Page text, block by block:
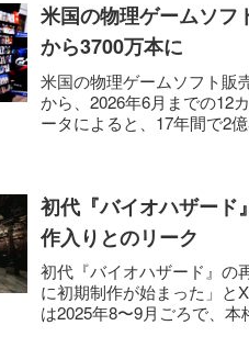
米国の物理ゲームソフ
から3700万本に
米国の物理ゲームソフト販
から、2026年6月までの12
ータによると、17年間で2
初代『バイオハザー
作入りとのリーク
初代『バイオハザード』の
に初期制作が始まった」と
は2025年8〜9月ごろで、